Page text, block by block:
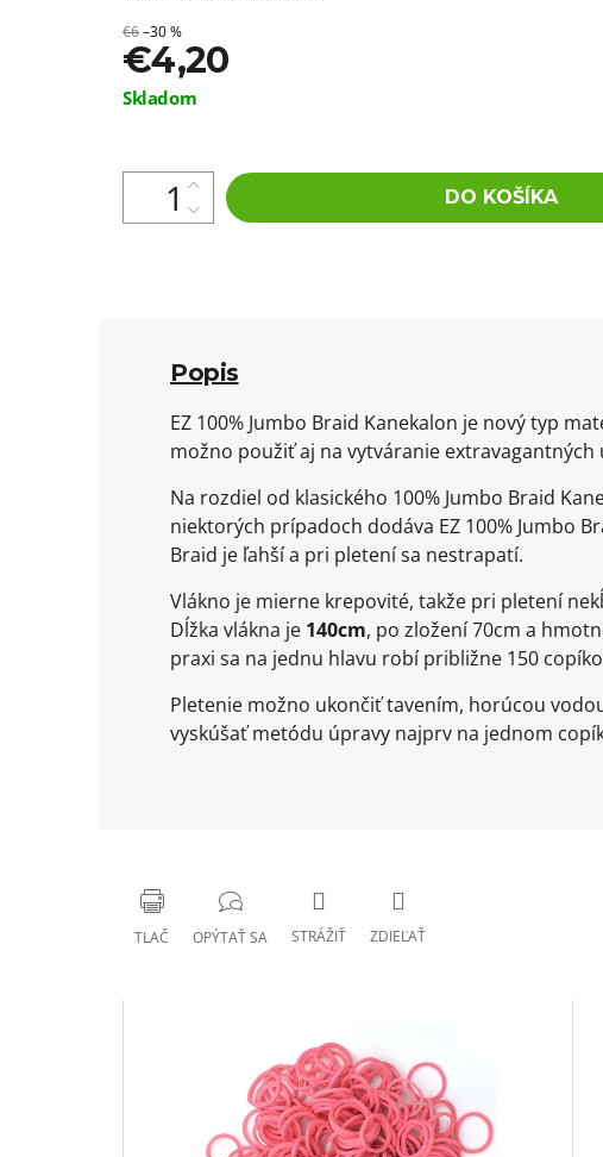
€6–30 %
€4,20
Jednotková
Skladom
DO KOŠÍKA
Popis
EZ 100% Jumbo Braid Kanekalon je nový typ
možno použiť aj na vytváranie extravagantných
Na rozdiel od klasického 100% Jumbo Braid
niektorých prípadoch dodáva EZ 100% Jumbo
Braid je ľahší a pri pletení sa nestrapatí.
Vlákno je mierne krepovité, takže pri pletení
Dĺžka vlákna je 140cm, po zložení 70cm a
praxi sa na jednu hlavu robí približne 150
Pletenie možno ukončiť tavením, horúcou
vyskúšať metódu úpravy najprv na jednom
TLAČ OPÝTAŤ SA STRÁŽIŤ ZDIEĽAŤ